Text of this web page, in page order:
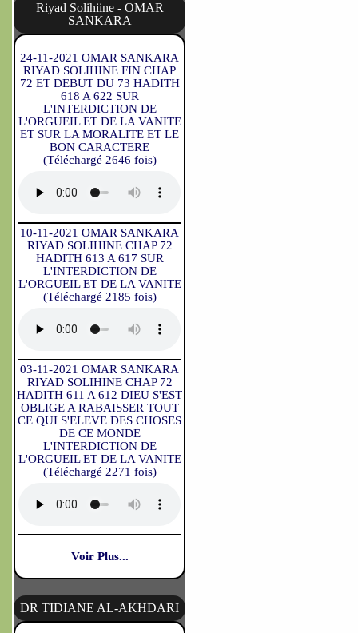
Riyad Solihiine - OMAR
SANKARA
24-11-2021 OMAR SANKARA
RIYAD SOLIHINE FIN CHAP
72 ET DEBUT DU 73 HADITH
618 A 622 SUR
L'INTERDICTION DE
L'ORGUEIL ET DE LA VANITE
ET SUR LA MORALITE ET LE
BON CARACTERE
(Téléchargé 2646 fois)
10-11-2021 OMAR SANKARA
RIYAD SOLIHINE CHAP 72
HADITH 613 A 617 SUR
L'INTERDICTION DE
L'ORGUEIL ET DE LA VANITE
(Téléchargé 2185 fois)
03-11-2021 OMAR SANKARA
RIYAD SOLIHINE CHAP 72
HADITH 611 A 612 DIEU S'EST
OBLIGE A RABAISSER TOUT
CE QUI S'ELEVE DES CHOSES
DE CE MONDE
L'INTERDICTION DE
L'ORGUEIL ET DE LA VANITE
(Téléchargé 2271 fois)
Voir Plus...
DR TIDIANE AL-AKHDARI